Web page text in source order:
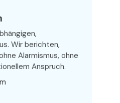
Wir berichten,
Alarmismus, ohne
Anspruch.